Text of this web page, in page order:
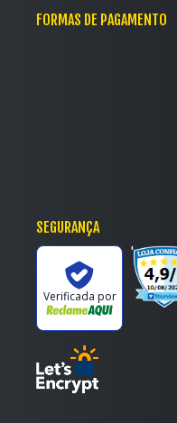
FORMAS DE PAGAMENTO
SEGURANÇA
Verificada por
'